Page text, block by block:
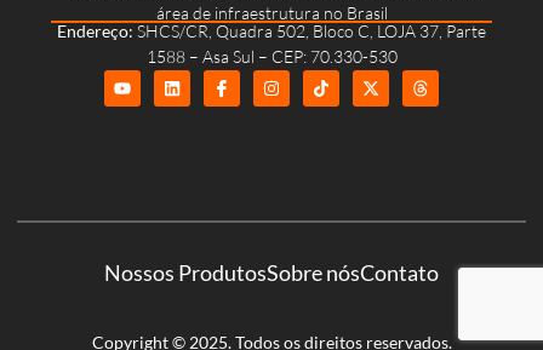
área de infraestrutura no Brasil
Endereço: SHCS/CR, Quadra 502, Bloco C, LOJA 37, Parte
1588 – Asa Sul – CEP: 70.330-530
Nossos ProdutosSobre nósContato
Copyright © 2025. Todos os direitos reservados.